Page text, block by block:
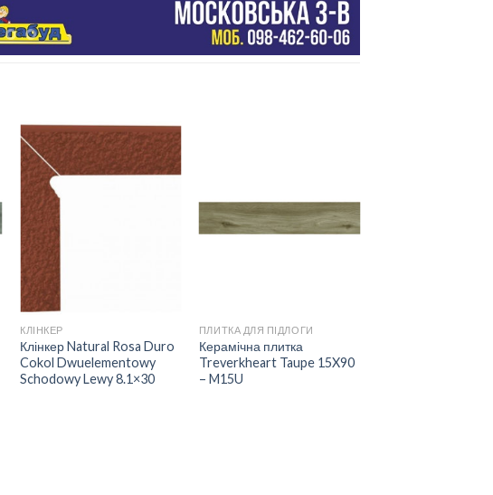
КЛІНКЕР
Клінкер Natural Rosa Duro
Cokol Dwuelementowy
Schodowy Lewy 8.1×30
ДОДАТИ
ДО
СПИСКУ
ПЛИТКА ДЛЯ ПІДЛОГИ
Керамічна плитка
Treverkheart Taupe 15X90
– M15U